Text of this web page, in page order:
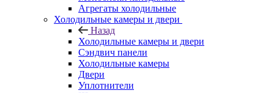
Агрегаты холодильные
Холодильные камеры и двери
Назад
Холодильные камеры и двери
Сэндвич панели
Холодильные камеры
Двери
Уплотнители